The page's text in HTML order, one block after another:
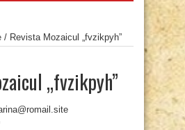
/ Revista Mozaicul „fvzikpyh”
„fvzikpyh”